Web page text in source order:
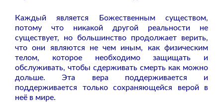
Каждый является Божественным существом,
потому что никакой другой реальности не
существует, но большинство продолжает верить,
что они являются не чем иным, как физическим
телом, которое необходимо защищать и
обслуживать, чтобы сдерживать смерть как можно
дольше. Эта вера поддерживается и
поддерживается только сохраняющейся верой в
неё в мире.